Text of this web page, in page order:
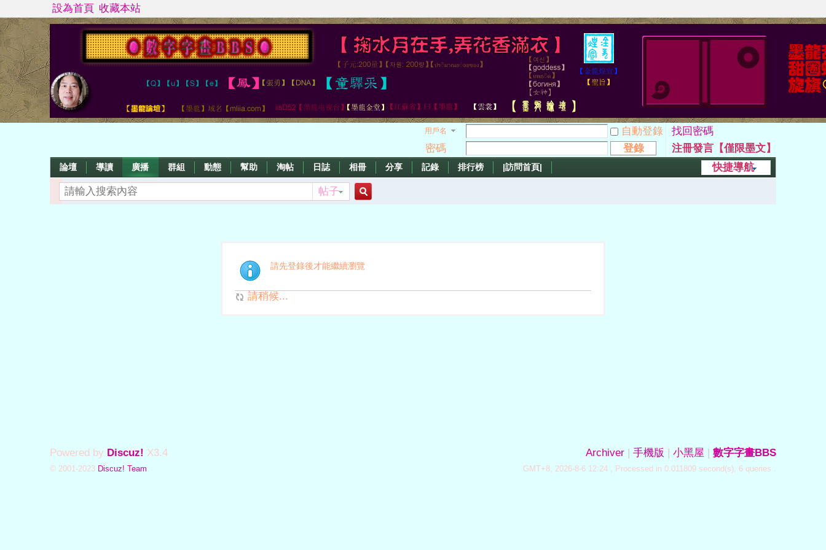
設為首頁 收藏本站
用戶名 自動登錄
找回密碼
密碼
登錄
注冊發言【僅限墨文】
快捷導航
論壇 導讀 廣播 群組 動態 幫助 淘帖 日誌 相冊 分享 記錄 排行榜 |訪問首頁|
帖子
索
請先登錄後才能繼續瀏覽
請稍候...
Archiver | 手機版 | 小黑屋 | 數字字畫BBS
GMT+8, 2026-8-6 12:24 , Processed in 0.011809 second(s), 6 queries .
Powered by Discuz! X3.4
© 2001-2023 Discuz! Team.